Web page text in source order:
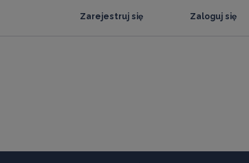
Zarejestruj się Zaloguj się